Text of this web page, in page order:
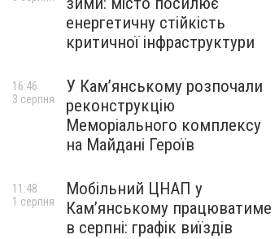
енергетичну стійкість
критичної інфраструктури
У Кам’янському розпочали
реконструкцію
Меморіального комплексу
на Майдані Героїв
16:46
3 серпня
Мобільний ЦНАП у
Кам’янському працюватиме
в серпні: графік виїздів
11:48
1 серпня